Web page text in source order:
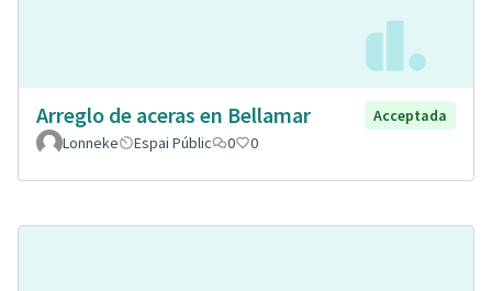
Arreglo de aceras en Bellamar
Acceptada
Lonneke
Espai Públic 0 0